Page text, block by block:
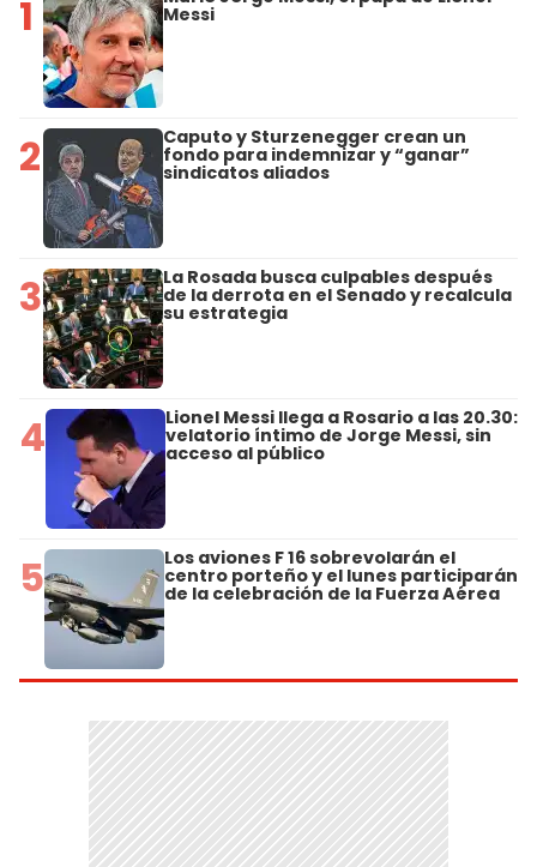
1 Messi
2 Caputo y Sturzenegger crean un
fondo para indemnizar y “ganar”
sindicatos aliados
3 La Rosada busca culpables después
de la derrota en el Senado y recalcula
su estrategia
4 Lionel Messi llega a Rosario a las 20.30:
velatorio íntimo de Jorge Messi, sin
acceso al público
5 Los aviones F 16 sobrevolarán el
centro porteño y el lunes participarán
de la celebración de la Fuerza Aérea